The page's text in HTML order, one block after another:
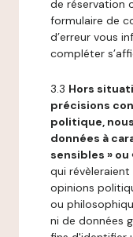
de réservation
formulaire de
d’erreur vous
compléter
3.3 Hors
précisions
politique,
données à
sensibles »
qui révèleraient
opinions
ou
ni de données